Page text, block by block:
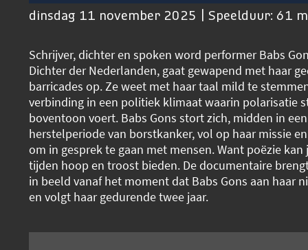
dinsdag 11 november 2025 | Speelduur: 61
Schrijver, dichter en spoken word performer Babs
Dichter der Nederlanden, gaat gewapend met haar
barricades op. Ze weet met haar taal mild te
verbinding in een politiek klimaat waarin polarisatie
boventoon voert. Babs Gons stort zich, midden in
herstelperiode van borstkanker, vol op haar missie
om in gesprek te gaan met mensen. Want poëzie
tijden hoop en troost bieden. De documentaire
in beeld vanaf het moment dat Babs Gons aan haar
en volgt haar gedurende twee jaar.